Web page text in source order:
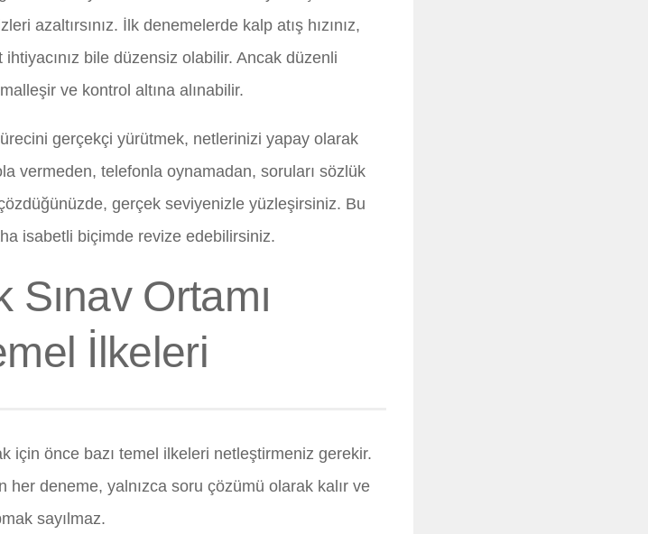
azaltırsınız. İlk denemelerde kalp atış hızınız,
bile düzensiz olabilir. Ancak düzenli
ve kontrol altına alınabilir.
gerçekçi yürütmek, netlerinizi yapay olarak
vermeden, telefonla oynamadan, soruları sözlük
gerçek seviyenizle yüzleşirsiniz. Bu
isabetli biçimde revize edebilirsiniz.
Ortamı
İlkeleri
için önce bazı temel ilkeleri netleştirmeniz gerekir.
her deneme, yalnızca soru çözümü olarak kalır ve
sayılmaz.